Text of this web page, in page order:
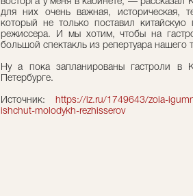
для них очень важная, историческая,
который не только поставил
режиссера. И мы хотим, чтобы на
большой спектакль из репертуара нашего
Ну а пока запланированы гастроли в
Петербурге.
Источник: https://iz.ru/1749643/zoia-
ishchut-molodykh-rezhisserov